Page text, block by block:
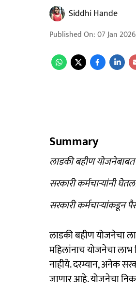
Siddhi Hande
Published On:07 Jan
Summary
लाडकी बहीण
सरकारी कर्मचाऱ्यांनी
सरकारी कर्मचाऱ्यांकडून
लाडकी बहीण योजनेचा
महिलांनाच योजनेचा
नाहीये. दरम्यान, अनेक
जाणार आहे. योजनेचा